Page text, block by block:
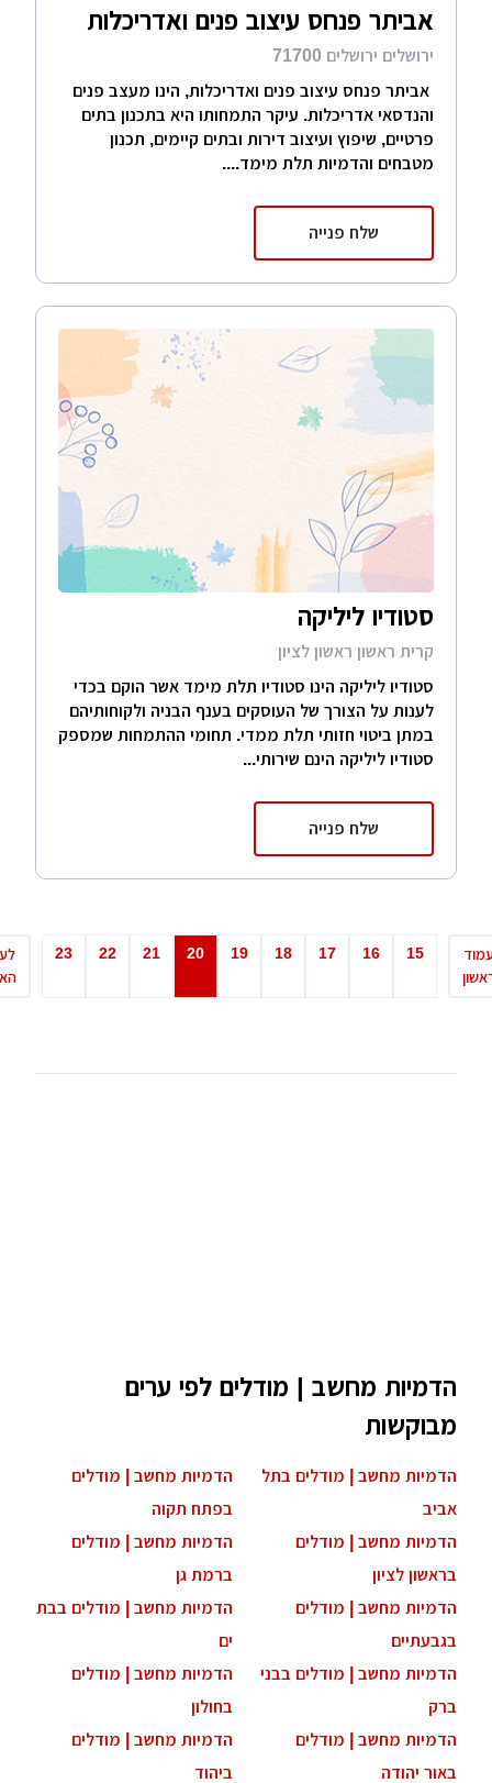
אביתר פנחס עיצוב פנים ואדריכלות
ירושלים ירושלים 71700
אביתר פנחס עיצוב פנים ואדריכלות, הינו מעצב פנים
והנדסאי אדריכלות. עיקר התמחותו היא בתכנון בתים
פרטיים, שיפוץ ועיצוב דירות ובתים קיימים, תכנון
מטבחים והדמיות תלת מימד....
שלח פנייה
סטודיו ליליקה
קרית ראשון ראשון לציון
סטודיו ליליקה הינו סטודיו תלת מימד אשר הוקם בכדי
לענות על הצורך של העוסקים בענף הבניה ולקוחותיהם
במתן ביטוי חזותי תלת ממדי. תחומי ההתמחות שמספק
סטודיו ליליקה הינם שירותי...
שלח פנייה
16
17
18
19
20
21
22
23
לעמוד
האחרון
מחשב | מודלים לפי ערים
מחשב | מודלים בתל
הדמיות מחשב | מודלים
בפתח תקוה
מחשב | מודלים
לציון
הדמיות מחשב | מודלים
ברמת גן
מחשב | מודלים
הדמיות מחשב | מודלים בבת
מחשב | מודלים בבני
הדמיות מחשב | מודלים
בחולון
מחשב | מודלים
יהודה
הדמיות מחשב | מודלים